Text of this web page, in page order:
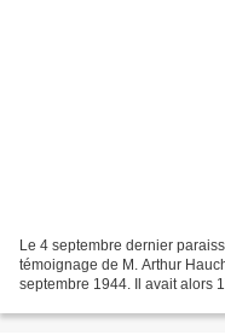
Le 4 septembre dernier
témoignage de M. Arthur
septembre 1944. Il avait alors